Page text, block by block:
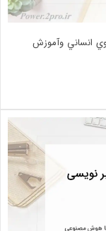
انساني وآموزش